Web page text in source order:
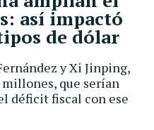
y Xi Jinping,
que serían
déficit fiscal con ese
así impactó
de dólar